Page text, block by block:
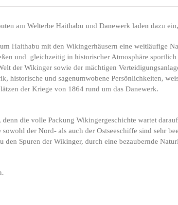
am Welterbe Haithabu und Danewerk laden dazu
Haithabu mit den Wikingerhäusern eine weitläufige
und gleichzeitig in historischer Atmosphäre
der Wikinger sowie der mächtigen
historische und sagenumwobene Persönlichkeiten,
der Kriege von 1864 rund um das Danewerk.
die volle Packung Wikingergeschichte wartet
der Nord- als auch der Ostseeschiffe sind sehr
Spuren der Wikinger, durch eine bezaubernde